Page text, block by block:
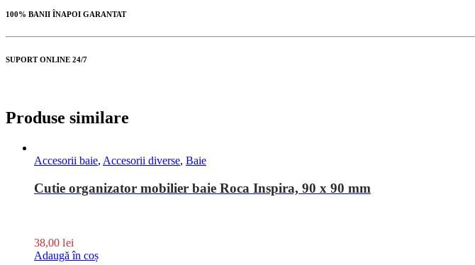
100% BANII ÎNAPOI GARANTAT
SUPORT ONLINE 24/7
Produse similare
Accesorii baie, Accesorii diverse, Baie
Cutie organizator mobilier baie Roca Inspira, 90 x 90 mm
38,00lei
Adaugă în coș